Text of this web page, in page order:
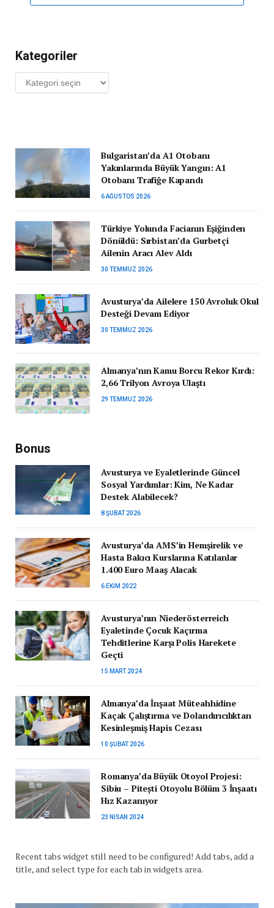
Kategoriler
Kategoriler
Bulgaristan’da A1 Otobanı
Yakınlarında Büyük Yangın: A1
Otobanı Trafiğe Kapandı
6 AĞUSTOS 2026
Türkiye Yolunda Facianın Eşiğinden
Dönüldü: Sırbistan’da Gurbetçi
Ailenin Aracı Alev Aldı
30 TEMMUZ 2026
Avusturya’da Ailelere 150 Avroluk Okul
Desteği Devam Ediyor
30 TEMMUZ 2026
Almanya’nın Kamu Borcu Rekor Kırdı:
2,66 Trilyon Avroya Ulaştı
29 TEMMUZ 2026
Bonus
Avusturya ve Eyaletlerinde Güncel
Sosyal Yardımlar: Kim, Ne Kadar
Destek Alabilecek?
8 ŞUBAT 2026
Avusturya’da AMS’in Hemşirelik ve
Hasta Bakıcı Kurslarına Katılanlar
1.400 Euro Maaş Alacak
6 EKIM 2022
Avusturya’nın Niederösterreich
Eyaletinde Çocuk Kaçırma
Tehditlerine Karşı Polis Harekete
Geçti
15 MART 2024
Almanya’da İnşaat Müteahhidine
Kaçak Çalıştırma ve Dolandırıcılıktan
Kesinleşmiş Hapis Cezası
10 ŞUBAT 2026
Romanya’da Büyük Otoyol Projesi:
Sibiu – Pitești Otoyolu Bölüm 3 İnşaatı
Hız Kazanıyor
23 NISAN 2024
Recent tabs widget still need to be configured! Add tabs, add a
title, and select type for each tab in widgets area.